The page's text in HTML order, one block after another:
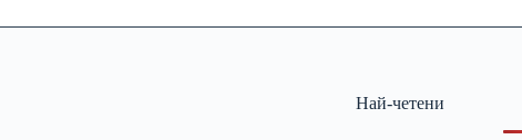
Най-четени